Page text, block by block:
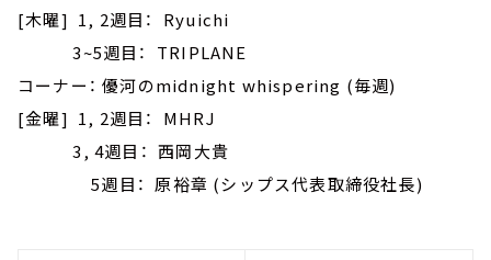
[木曜] 1, 2週目： Ryuichi
3~5週目： TRIPLANE
コーナー： 優河のmidnight whispering (毎週)
[金曜] 1, 2週目： MHRJ
3, 4週目： 西岡大貴
5週目： 原裕章 (シップス代表取締役社長)